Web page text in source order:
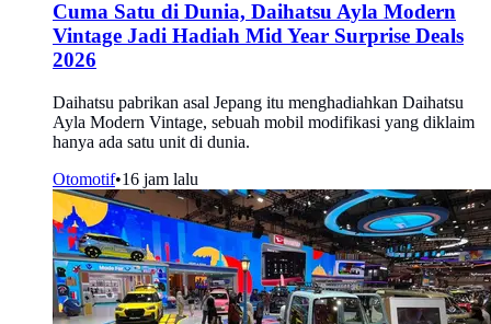
Cuma Satu di Dunia, Daihatsu Ayla Modern
Vintage Jadi Hadiah Mid Year Surprise Deals
2026
Daihatsu pabrikan asal Jepang itu menghadiahkan Daihatsu
Ayla Modern Vintage, sebuah mobil modifikasi yang diklaim
hanya ada satu unit di dunia.
Otomotif•16 jam lalu